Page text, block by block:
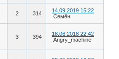
2 314
14.09.2019 15:22
Семён
3 394
18.06.2018 22:42
Angry_machine